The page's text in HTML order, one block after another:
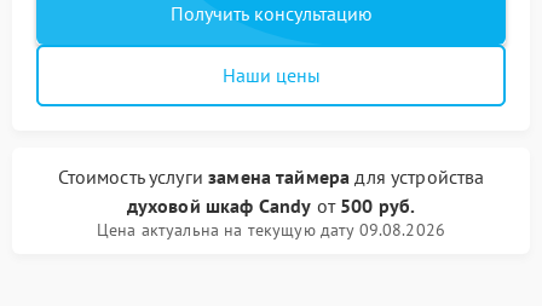
Получить консультацию
Наши цены
Стоимость услугизамена таймера для устройства
духовой шкаф Candy от 500 руб.
Цена актуальна на текущую дату 09.08.2026